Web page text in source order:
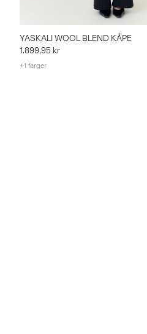
YASKALI WOOL BLEND KÅPE
1.899,95 kr
+1 farger